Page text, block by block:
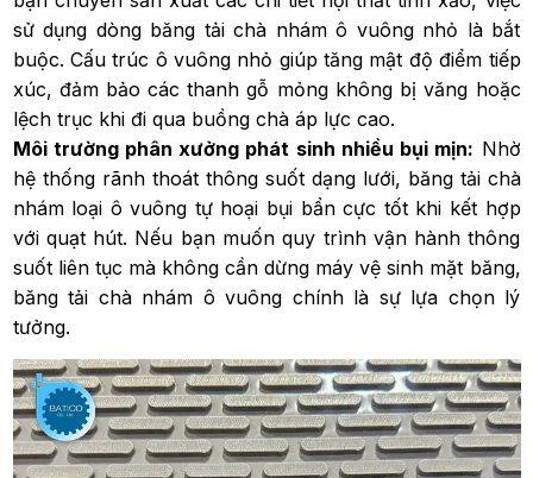
sử dụng dòng băng tải chà nhám ô vuông nhỏ là bắt
buộc. Cấu trúc ô vuông nhỏ giúp tăng mật độ điểm tiếp
xúc, đảm bảo các thanh gỗ mỏng không bị văng hoặc
lệch trục khi đi qua buồng chà áp lực cao.
Môi trường phân xưởng phát sinh nhiều bụi mịn: Nhờ
hệ thống rãnh thoát thông suốt dạng lưới, băng tải chà
nhám loại ô vuông tự hoại bụi bẩn cực tốt khi kết hợp
với quạt hút. Nếu bạn muốn quy trình vận hành thông
suốt liên tục mà không cần dừng máy vệ sinh mặt băng,
băng tải chà nhám ô vuông chính là sự lựa chọn lý
tưởng.